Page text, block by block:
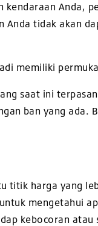
kendaraan Anda,
tidak akan
memiliki
saat ini
ban yang ada.
titik harga yang
mengetahui
kebocoran atau